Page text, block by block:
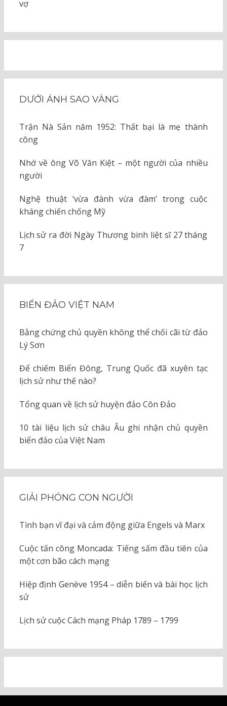
vợ
DƯỚI ÁNH SAO VÀNG
Trận Nà Sản năm 1952: Thất bại là mẹ thành
công
Nhớ về ông Võ Văn Kiệt – một người của nhiều
người
Nghệ thuật ‘vừa đánh vừa đàm’ trong cuộc
kháng chiến chống Mỹ
Lịch sử ra đời Ngày Thương binh liệt sĩ 27 tháng
7
BIỂN ĐẢO VIỆT NAM
Bằng chứng chủ quyền không thể chối cãi từ đảo
Lý Sơn
Để chiếm Biển Đông, Trung Quốc đã xuyên tạc
lịch sử như thế nào?
Tổng quan về lịch sử huyện đảo Côn Đảo
10 tài liệu lịch sử châu Âu ghi nhận chủ quyền
biển đảo của Việt Nam
GIẢI PHÓNG CON NGƯỜI
Tình bạn vĩ đại và cảm động giữa Engels và Marx
Cuộc tấn công Moncada: Tiếng sấm đầu tiên của
một cơn bão cách mạng
Hiệp định Genève 1954 – diễn biến và bài học lịch
sử
Lịch sử cuộc Cách mạng Pháp 1789 – 1799